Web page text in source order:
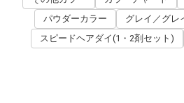
パウダーカラー
グレイ／グレ
スピードヘアダイ(1・2剤セット)